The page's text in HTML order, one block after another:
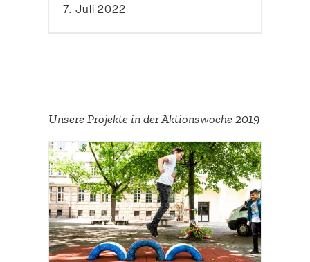
7. Juli 2022
Unsere Projekte in der Aktions­woche 2019